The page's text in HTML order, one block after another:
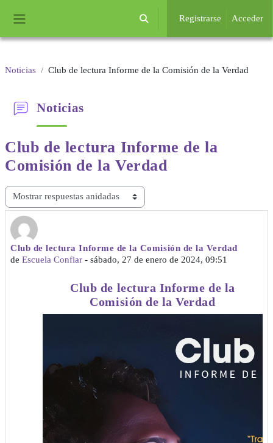
Selector de búsqueda de entrada
Registrarse Acceder
Noticias Club de lectura Informe de la Comisión de la Verdad
Noticias
Club de lectura Informe de la
Comisión de la Verdad
Mostrar modo
Club de lectura Informe de la Comisión de la Verdad
de Escuela Confiar - sábado, 27 de enero de 2024, 09:51
Número de respuestas: 0
Club de lectura Informe de la
Comisión de la Verdad